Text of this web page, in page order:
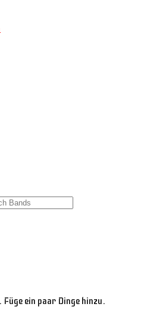
ein paar Dinge hinzu.